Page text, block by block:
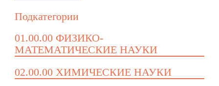
Подкатегории
01.00.00 ФИЗИКО-
МАТЕМАТИЧЕСКИЕ НАУКИ
02.00.00 ХИМИЧЕСКИЕ НАУКИ